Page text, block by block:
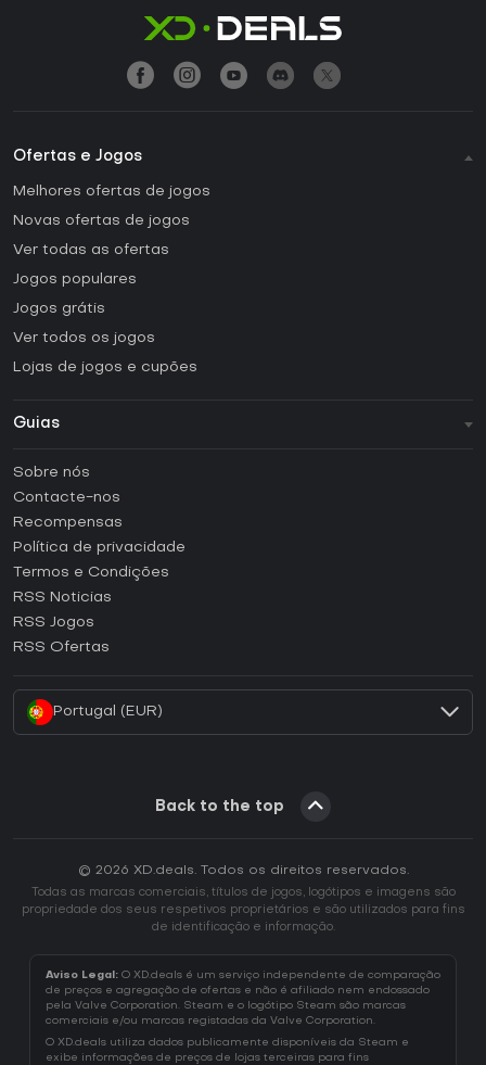
Ofertas e Jogos
Melhores ofertas de jogos
Novas ofertas de jogos
Ver todas as ofertas
Jogos populares
Jogos grátis
Ver todos os jogos
Lojas de jogos e cupões
Guias
Como ativar uma CD Key Steam?
Como ativar uma CD Key Epic Games?
Como ativar uma CD Key GOG?
Como ativar uma CD Key Ubisoft Connect?
Sobre nós
Contacte-nos
Recompensas
Política de privacidade
Termos e Condições
RSS Noticias
RSS Jogos
RSS Ofertas
Portugal (EUR)
Back to the top
© 2026 XD.deals. Todos os direitos reservados.
Todas as marcas comerciais, títulos de jogos, logótipos e imagens são
propriedade dos seus respetivos proprietários e são utilizados para fins
de identificação e informação.
Aviso Legal: O XD.deals é um serviço independente de comparação
de preços e agregação de ofertas e não é afiliado nem endossado
pela Valve Corporation. Steam e o logótipo Steam são marcas
comerciais e/ou marcas registadas da Valve Corporation.
O XD.deals utiliza dados publicamente disponíveis da Steam e
exibe informações de preços de lojas terceiras para fins